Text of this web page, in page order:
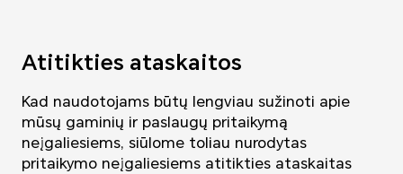
Atitikties ataskaitos
Kad naudotojams būtų lengviau sužinoti apie
mūsų gaminių ir paslaugų pritaikymą
neįgaliesiems, siūlome toliau nurodytas
pritaikymo neįgaliesiems atitikties ataskaitas